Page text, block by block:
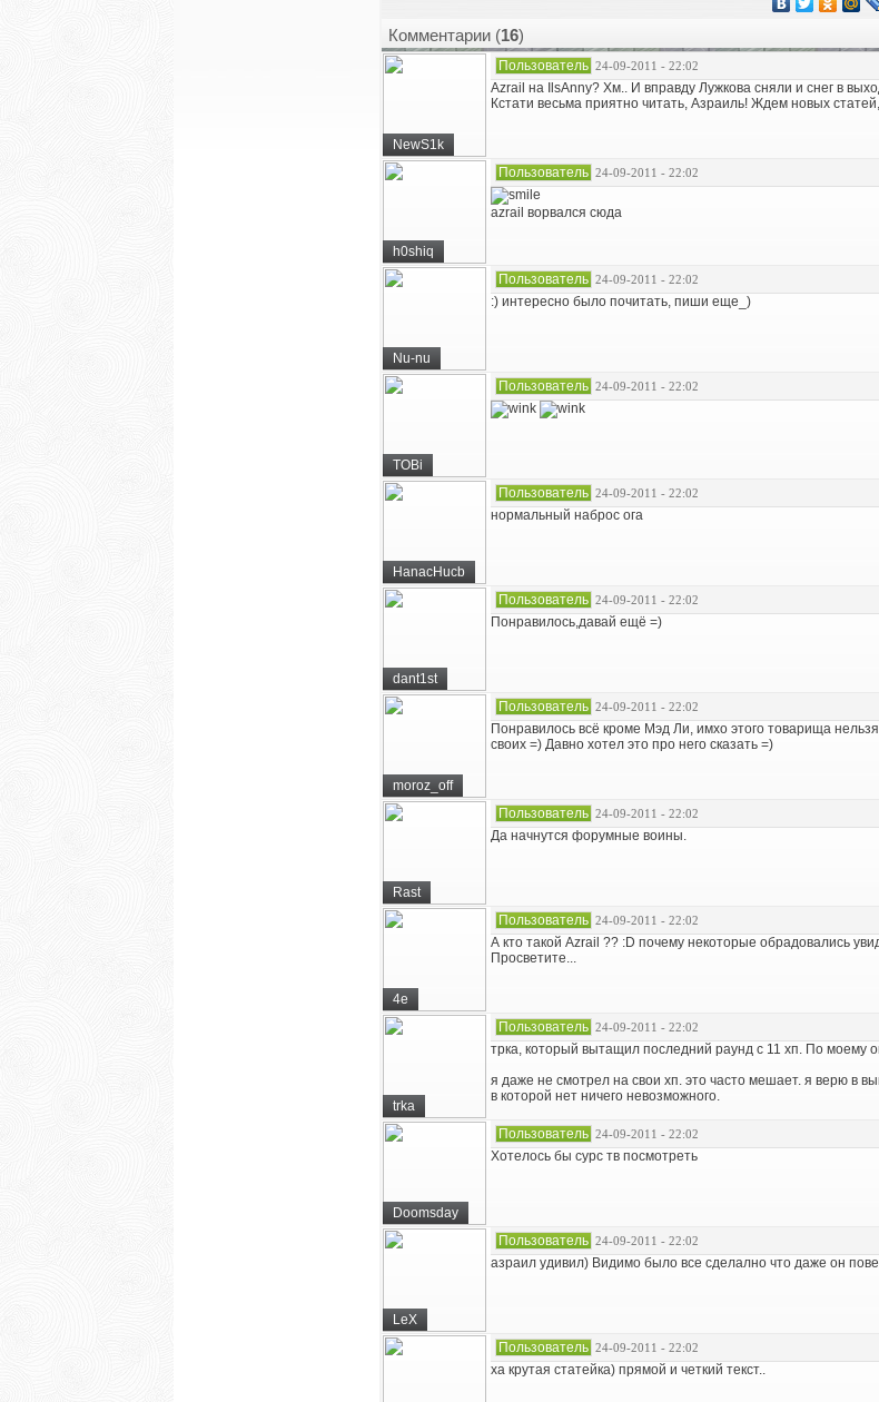
Комментарии (16)
NewS1k
Пользователь 24-09-2011 - 22:02
Azrail на IlsAnny? Хм.. И вправду Лужкова сняли и снег в
Кстати весьма приятно читать, Азраиль! Ждем новых
h0shiq
Пользователь 24-09-2011 - 22:02
azrail ворвался сюда
Nu-nu
Пользователь 24-09-2011 - 22:02
:) интересно было почитать, пиши еще_)
TOBi
Пользователь 24-09-2011 - 22:02
HanacHucb
Пользователь 24-09-2011 - 22:02
нормальный наброс ога
dant1st
Пользователь 24-09-2011 - 22:02
Понравилось,давай ещё =)
moroz_off
Пользователь 24-09-2011 - 22:02
Понравилось всё кроме Мэд Ли, имхо этого товарища
своих =) Давно хотел это про него сказать =)
Rast
Пользователь 24-09-2011 - 22:02
Да начнутся форумные воины.
4e
Пользователь 24-09-2011 - 22:02
А кто такой Azrail ?? :D почему некоторые обрадовались
Просветите...
trka
Пользователь 24-09-2011 - 22:02
трка, который вытащил последний раунд с 11 хп. По моему
я даже не смотрел на свои хп. это часто мешает. я верю в
в которой нет ничего невозможного.
Doomsday
Пользователь 24-09-2011 - 22:02
Хотелось бы сурс тв посмотреть
LeX
Пользователь 24-09-2011 - 22:02
азраил удивил) Видимо было все сделално что даже он
Пользователь 24-09-2011 - 22:02
ха крутая статейка) прямой и четкий текст..